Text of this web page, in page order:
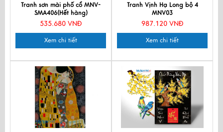
Tranh sơn mài phố cổ MNV-
SMA406(Hết hàng)
535.680 VNĐ
Xem chi tiết
Tranh Vịnh Hạ Long bộ 4
MNV03
987.120 VNĐ
Xem chi tiết